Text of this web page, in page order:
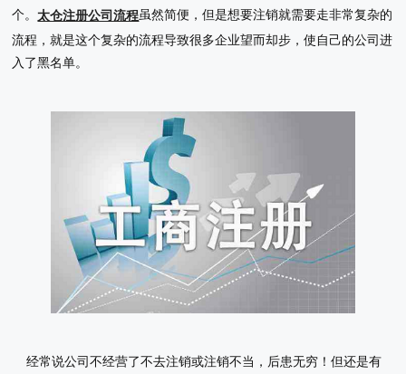
个。太仓注册公司流程虽然简便，但是想要注销就需要走非常复杂的
流程，就是这个复杂的流程导致很多企业望而却步，使自己的公司进
入了黑名单。
经常说公司不经营了不去注销或注销不当，后患无穷！但还是有